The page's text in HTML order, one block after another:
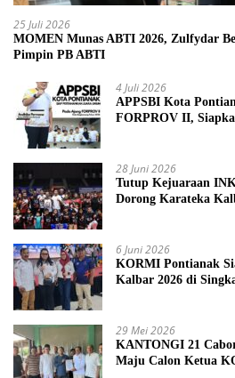
25 Juli 2026
MOMEN Munas ABTI 2026, Zulfydar
Pimpin PB ABTI
4 Juli 2026
APPSBI Kota
FORPROV II,
28 Juni 2026
Tutup Kejuaraan
Dorong Karateka
6 Juni 2026
KORMI Pontianak
Kalbar 2026 di
29 Mei 2026
KANTONGI 21
Maju Calon Ketua